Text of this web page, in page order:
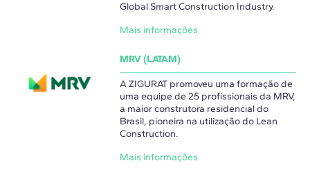
Global Smart Construction Industry.
Mais informações
MRV (LATAM)
A ZIGURAT promoveu uma formação de
uma equipe de 25 profissionais da MRV,
a maior construtora residencial do
Brasil, pioneira na utilização do Lean
Construction.
Mais informações